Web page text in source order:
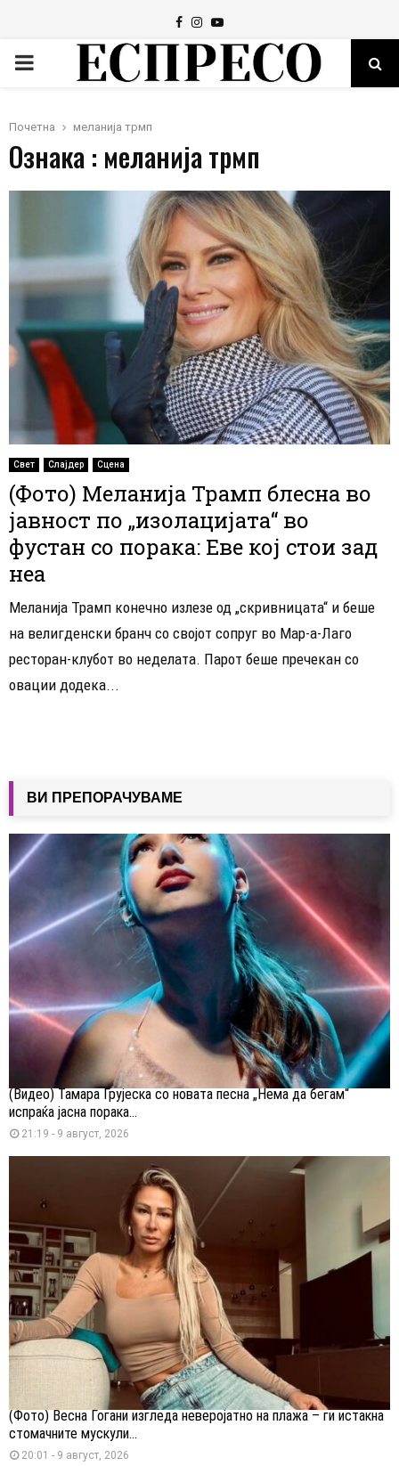
Facebook
Instagram
Youtube
PRIMARY
Почетна меланија трмп
Ознака : меланија трмп
Свет Слајдер Сцена
(Фото) Меланија Трамп блесна во
јавност по „изолацијата“ во
фустан со порака: Еве кој стои зад
неа
Меланија Трамп конечно излезе од „скривницата“ и беше
на велигденски бранч со својот сопруг во Мар-а-Лаго
ресторан-клубот во неделата. Парот беше пречекан со
овации додека...
ВИ ПРЕПОРАЧУВАМЕ
(Видео) Тамара Грујеска со новата песна „Нема да бегам“
испраќа јасна порака...
21:19 - 9 август, 2026
(Фото) Весна Ѓогани изгледа неверојатно на плажа – ги истакна
стомачните мускули...
20:01 - 9 август, 2026